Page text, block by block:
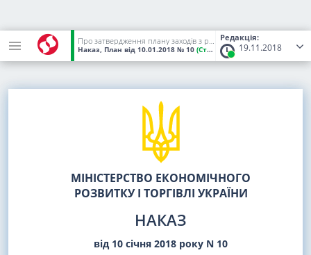
Редакція:
19.11.2018
Про затвердження плану заходів з розвитку туризму, створення умов безпеки туристів, розбудови туристичної інфраструктури міжнародних транспортних коридорів та магістралей в Україні
Наказ, План від 10.01.2018 № 10 (Статус: Чинний)
МІНІСТЕРСТВО ЕКОНОМІЧНОГО
РОЗВИТКУ І ТОРГІВЛІ УКРАЇНИ
НАКАЗ
від 10 січня 2018 року N 10